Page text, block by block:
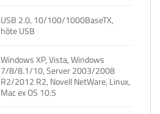
USB 2.0, 10/100/1000BaseTX,
hôte USB
Windows XP, Vista, Windows
7/8/8.1/10, Server 2003/2008
R2/2012 R2, Novell NetWare, Linux,
Mac ex OS 10.5